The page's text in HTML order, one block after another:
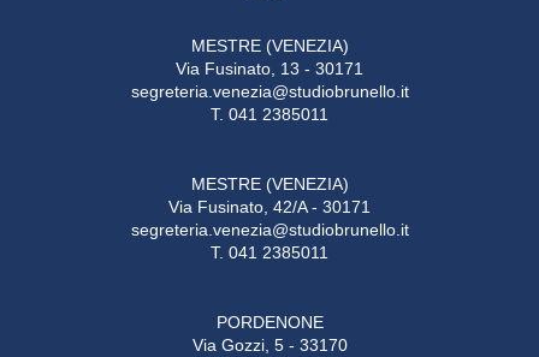
MESTRE (VENEZIA)
Via Fusinato, 13 - 30171
segreteria.venezia@studiobrunello.it
T. 041 2385011
MESTRE (VENEZIA)
Via Fusinato, 42/A - 30171
segreteria.venezia@studiobrunello.it
T. 041 2385011
PORDENONE
Via Gozzi, 5 - 33170